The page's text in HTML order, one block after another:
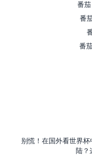
番
番
番
别慌！在国外看世界
陆？